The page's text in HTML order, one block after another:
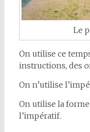
Le
On utilise ce
instructions, des
On n’utilise
On utilise la
l’impératif.